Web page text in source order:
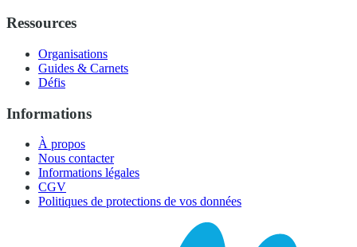
Ressources
Organisations
Guides & Carnets
Défis
Informations
À propos
Nous contacter
Informations légales
CGV
Politiques de protections de vos données